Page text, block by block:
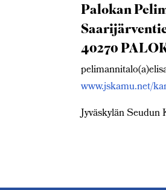
Palokan
40270
www.jskamu.net/
Jyväskylän Seudun